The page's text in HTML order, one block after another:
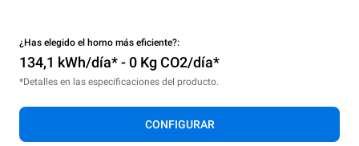
¿Has elegido el horno más eficiente?:
134,1 kWh/día* - 0 Kg CO2/día*
*Detalles en las especificaciones del producto.
CONFIGURAR